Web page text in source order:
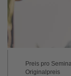
Preis pro
Originalpreis